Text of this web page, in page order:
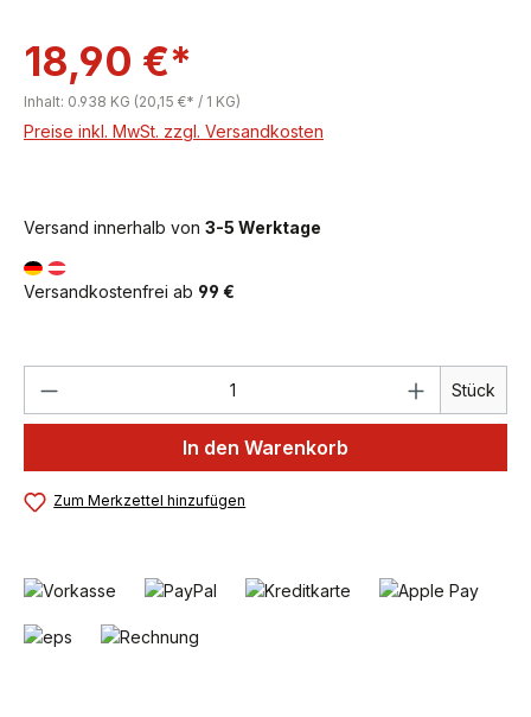
18,90 €*
Inhalt: 0.938 KG (20,15 €* / 1 KG)
Preise inkl. MwSt. zzgl. Versandkosten
Versand innerhalb von 3-5 Werktage
Versandkostenfrei ab 99 €
Produkt Anzahl: Gib den Stück
In den Warenkorb
Zum Merkzettel hinzufügen